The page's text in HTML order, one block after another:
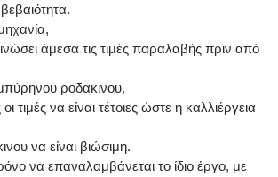
άμεσα τις τιμές παραλαβής πριν από
ροδακινου,
τιμές να είναι τέτοιες ώστε η καλλιέργεια
να είναι βιώσιμη.
να επαναλαμβάνεται το ίδιο έργο, με